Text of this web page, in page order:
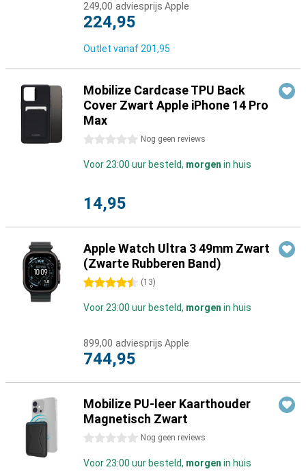
249,00 adviesprijs Apple
224,95
Outlet vanaf 201,95
Mobilize Cardcase TPU Back
Cover Zwart Apple iPhone 14 Pro
Max
0 sterren Nog geen reviews
Voor 23:00 uur besteld, morgen in huis
14,95
Apple Watch Ultra 3 49mm Zwart
(Zwarte Rubberen Band)
4.5 sterren (13)
Voor 23:00 uur besteld, morgen in huis
899,00 adviesprijs Apple
744,95
Mobilize PU-leer Kaarthouder
Magnetisch Zwart
0 sterren Nog geen reviews
Voor 23:00 uur besteld, morgen in huis